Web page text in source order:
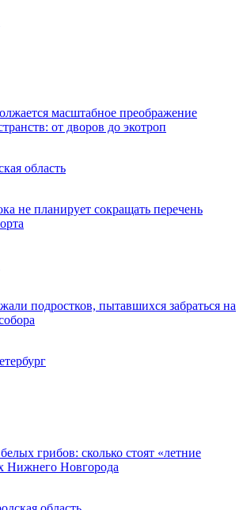
масштабное преображение
от дворов до экотроп
область
не планирует сокращать перечень
подростков, пытавшихся забраться на
грибов: сколько стоят «летние
Нижнего Новгорода